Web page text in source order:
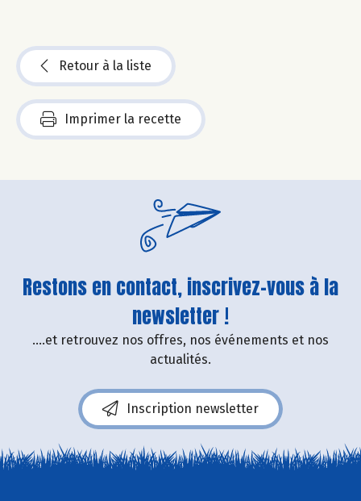
Retour à la liste
Imprimer la recette
Restons en contact, inscrivez-vous à la
newsletter !
....et retrouvez nos offres, nos événements et nos
actualités.
Inscription newsletter